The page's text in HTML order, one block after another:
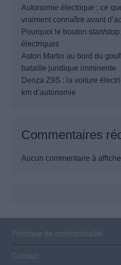
Autonomie électrique : ce
vraiment connaître avant
Pourquoi le bouton start/
électriques
Aston Martin au bord du
bataille juridique imminente
Denza Z9S : la voiture
km d’autonomie
Commentaires
Aucun commentaire à
Politique de confidentialité
Contact